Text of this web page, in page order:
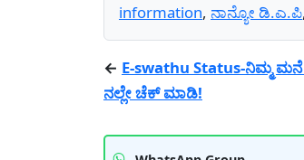
information, ನಾನ್ಯೋ ಡಿ.ಎ.ಪಿ,
← E-swathu Status-ನಿಮ್ಮ
ನಲ್ಲೇ ಚೆಕ್ ಮಾಡಿ!